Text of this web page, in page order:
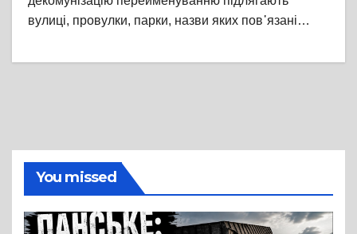
вулиці, провулки, парки, назви яких пов᾽язані…
You missed